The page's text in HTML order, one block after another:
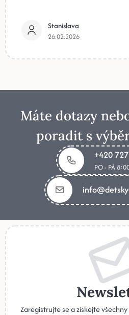
Stanislava
26.02.2026
Máte dotazy
poradit s
+420
PO - PÁ
Zaregistrujte se a získejte